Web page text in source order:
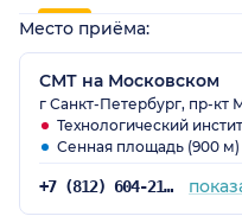
Место приёма:
СМТ на Московском
г Санкт-Петербург, пр-кт
Технологический
Сенная площадь (900 м)
+7 (812) 604-21-68